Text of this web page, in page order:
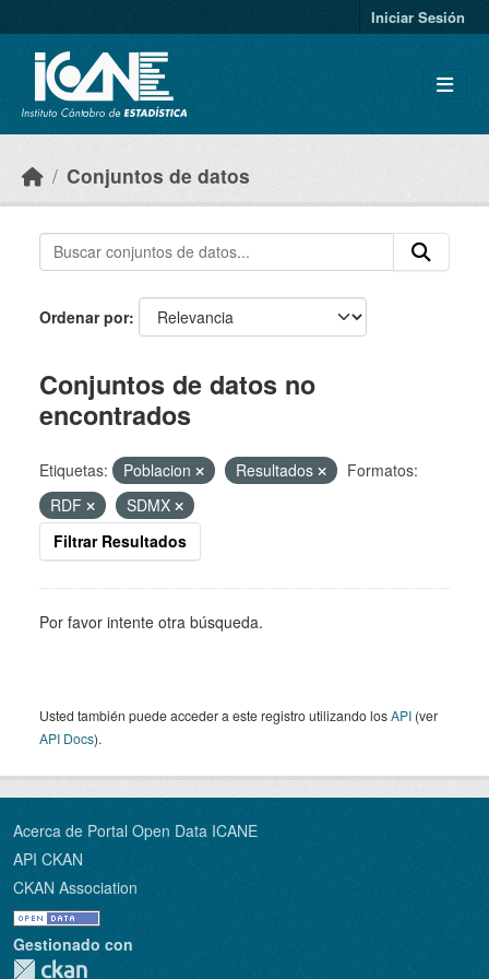
Iniciar Sesión
Conjuntos de datos
Ordenar por
Conjuntos de datos no
encontrados
Etiquetas: Poblacion Resultados
Formatos:
RDF
SDMX
Filtrar Resultados
Por favor intente otra búsqueda.
Usted también puede acceder a este registro utilizando losAPI (ver
API Docs).
Acerca de Portal Open Data ICANE
API CKAN
CKAN Association
Gestionado con